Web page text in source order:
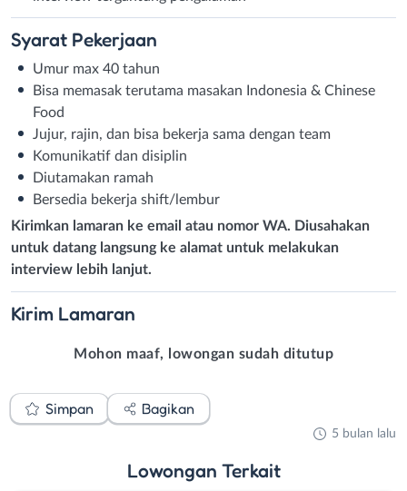
Syarat Pekerjaan
Umur max 40 tahun
Bisa memasak terutama masakan Indonesia & Chinese
Food
Jujur, rajin, dan bisa bekerja sama dengan team
Komunikatif dan disiplin
Diutamakan ramah
Bersedia bekerja shift/lembur
Kirimkan lamaran ke email atau nomor WA. Diusahakan
untuk datang langsung ke alamat untuk melakukan
interview lebih lanjut.
Kirim Lamaran
Mohon maaf, lowongan sudah ditutup
Simpan Bagikan
5 bulan lalu
Lowongan Terkait